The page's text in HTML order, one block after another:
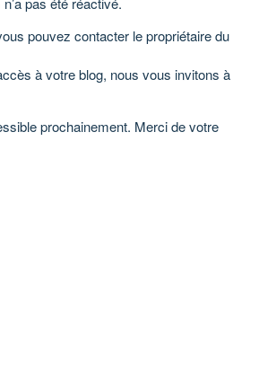
pouvez contacter le propriétaire du
à votre blog, nous vous invitons à
prochainement. Merci de votre